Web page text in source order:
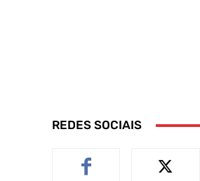
REDES SOCIAIS